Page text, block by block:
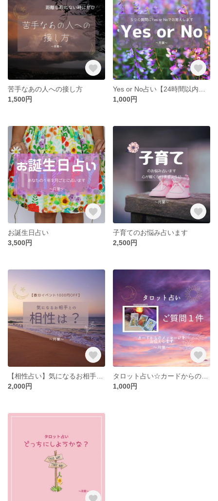
苦手なあの人への接し方
1,500円
1,000円
お誕生日占い
3,500円
子育てのお悩み占います
2,500円
2,000円
1,000円